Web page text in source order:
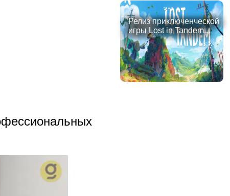
Релиз приключенческой
игры Lost in Tandem...